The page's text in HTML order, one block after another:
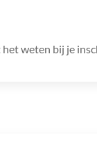
het weten bij je